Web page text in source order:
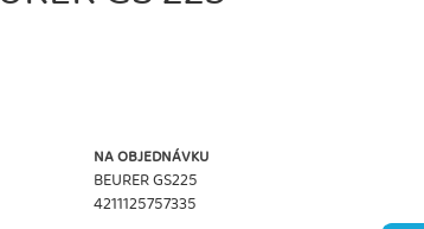
NA OBJEDNÁVKU
BEURER GS225
4211125757335